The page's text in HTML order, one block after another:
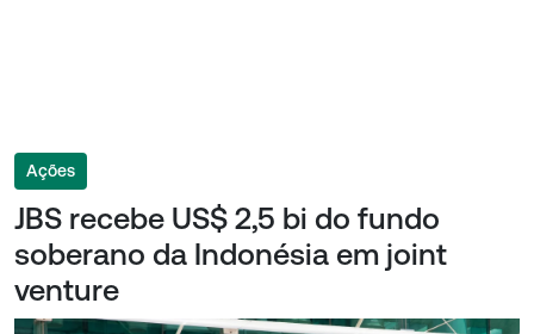
Ações
JBS recebe US$ 2,5 bi do fundo
soberano da Indonésia em joint
venture